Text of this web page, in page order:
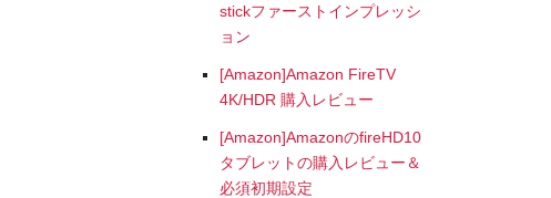
stickファーストインプレッシ
ョン
[Amazon]Amazon FireTV
4K/HDR 購入レビュー
[Amazon]AmazonのfireHD10
タブレットの購入レビュー＆
必須初期設定